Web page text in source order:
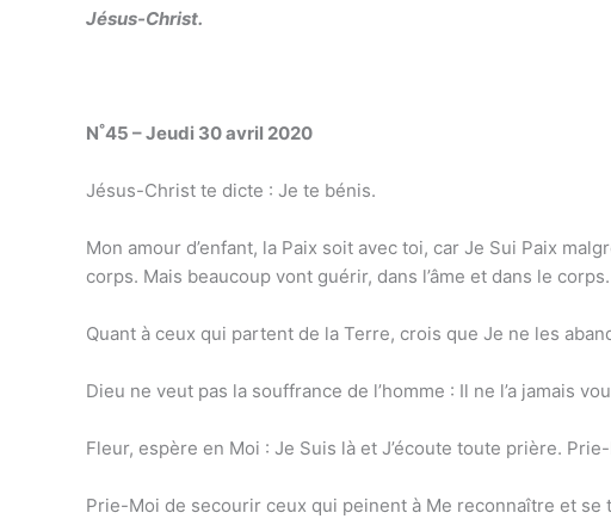
Jésus-Christ.
N°45 – Jeudi 30 avril 2020
Jésus-Christ te dicte : Je te bénis.
Mon amour d’enfant, la Paix soit avec toi, car Je Sui Paix
corps. Mais beaucoup vont guérir, dans l’âme et dans le
Quant à ceux qui partent de la Terre, crois que Je ne les
Dieu ne veut pas la souffrance de l’homme : Il ne l’a jamais
Fleur, espère en Moi : Je Suis là et J’écoute toute prière.
Prie-Moi de secourir ceux qui peinent à Me reconnaître et se